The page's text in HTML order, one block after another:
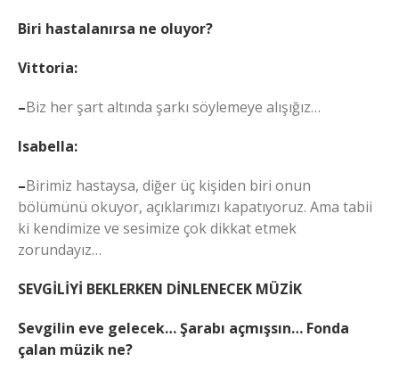
Biri hastalanırsa ne oluyor?
Vittoria:
–Biz her şart altında şarkı söylemeye alışığız…
Isabella:
–Birimiz hastaysa, diğer üç kişiden biri onun
bölümünü okuyor, açıklarımızı kapatıyoruz. Ama tabii
ki kendimize ve sesimize çok dikkat etmek
zorundayız…
SEVGİLİYİ BEKLERKEN DİNLENECEK MÜZİK
Sevgilin eve gelecek… Şarabı açmışsın… Fonda
çalan müzik ne?